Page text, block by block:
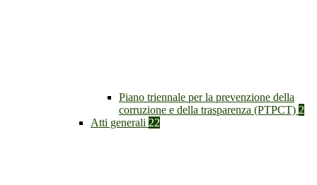
Piano triennale per la prevenzione della
corruzione e della trasparenza (PTPCT) 2
Atti generali 22